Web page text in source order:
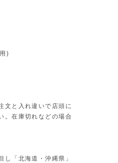
)
文と入れ違いで店頭に
。在庫切れなどの場合
「北海道・沖縄県」